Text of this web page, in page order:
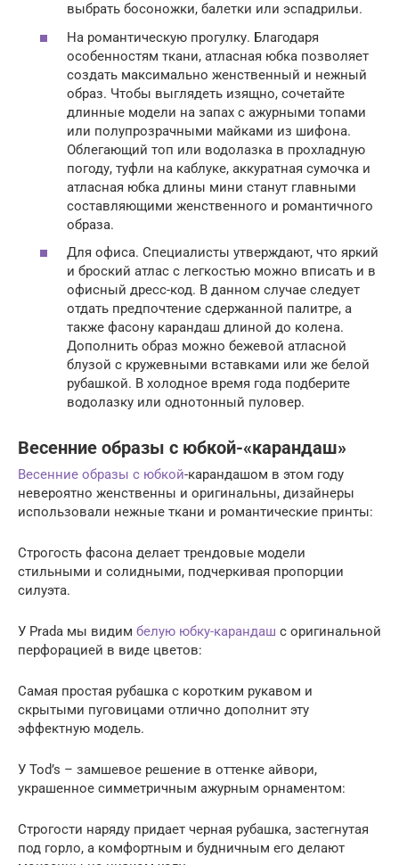
выбрать босоножки, балетки или эспадрильи.
На романтическую прогулку. Благодаря
особенностям ткани, атласная юбка позволяет
создать максимально женственный и нежный
образ. Чтобы выглядеть изящно, сочетайте
длинные модели на запах с ажурными топами
или полупрозрачными майками из шифона.
Облегающий топ или водолазка в прохладную
погоду, туфли на каблуке, аккуратная сумочка и
атласная юбка длины мини станут главными
составляющими женственного и романтичного
образа.
Для офиса. Специалисты утверждают, что яркий
и броский атлас с легкостью можно вписать и в
офисный дресс-код. В данном случае следует
отдать предпочтение сдержанной палитре, а
также фасону карандаш длиной до колена.
Дополнить образ можно бежевой атласной
блузой с кружевными вставками или же белой
рубашкой. В холодное время года подберите
водолазку или однотонный пуловер.
Весенние образы с юбкой-«карандаш»
Весенние образы с юбкой-карандашом в этом году
невероятно женственны и оригинальны, дизайнеры
использовали нежные ткани и романтические принты:
Строгость фасона делает трендовые модели
стильными и солидными, подчеркивая пропорции
силуэта.
У Prada мы видим белую юбку-карандаш с оригинальной
перфорацией в виде цветов:
Самая простая рубашка с коротким рукавом и
скрытыми пуговицами отлично дополнит эту
эффектную модель.
У Tod’s – замшевое решение в оттенке айвори,
украшенное симметричным ажурным орнаментом:
Строгости наряду придает черная рубашка, застегнутая
под горло, а комфортным и будничным его делают